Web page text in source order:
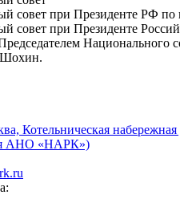
совет при Президенте РФ
совет при Президенте
Национального
Шохин.
Котельническая набережная
АНО «НАРК»)